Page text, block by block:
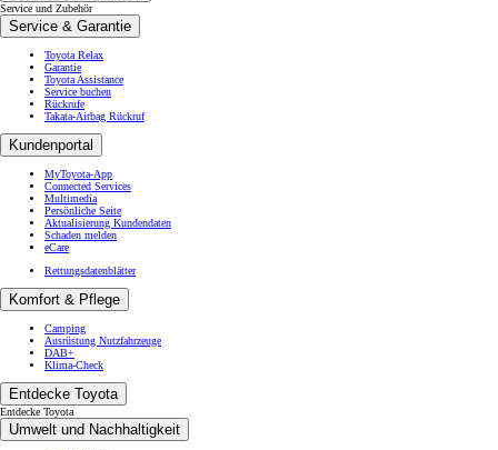
Service und Zubehör
Service & Garantie
Toyota Relax
Garantie
Toyota Assistance
Service buchen
Rückrufe
Takata-Airbag Rückruf
Kundenportal
MyToyota-App
Connected Services
Multimedia
Persönliche Seite
Aktualisierung Kundendaten
Schaden melden
eCare
Rettungsdatenblätter
Komfort & Pflege
Camping
Ausrüstung Nutzfahrzeuge
DAB+
Klima-Check
Entdecke Toyota
Entdecke Toyota
Umwelt und Nachhaltigkeit